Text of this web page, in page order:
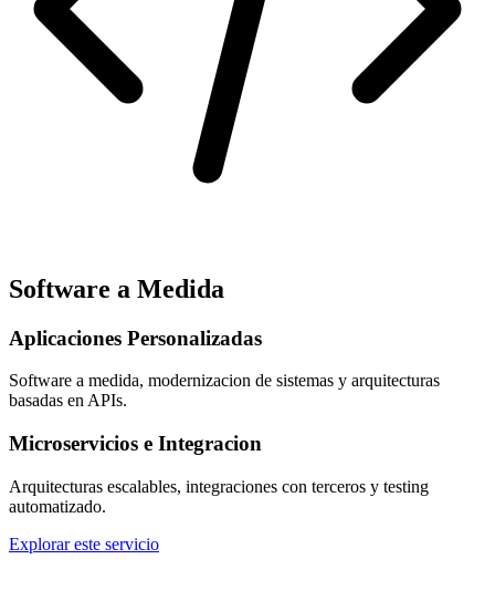
Software a Medida
Aplicaciones Personalizadas
Software a medida, modernizacion de sistemas y arquitecturas
basadas en APIs.
Microservicios e Integracion
Arquitecturas escalables, integraciones con terceros y testing
automatizado.
Explorar este servicio